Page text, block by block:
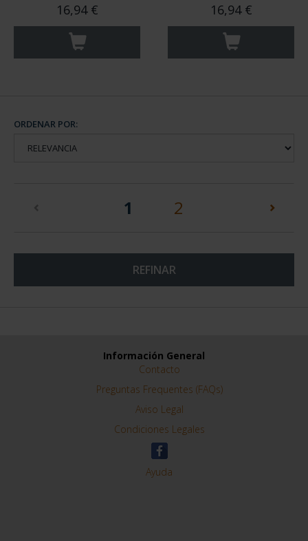
16,94 € 16,94 €
ORDENAR POR:
1 (current)
2
REFINAR
Información General
Contacto
Preguntas Frequentes (FAQs)
Aviso Legal
Condiciones Legales
Ayuda